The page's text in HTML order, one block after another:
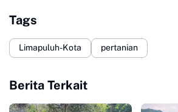
Tags
Limapuluh-Kota pertanian
Berita Terkait